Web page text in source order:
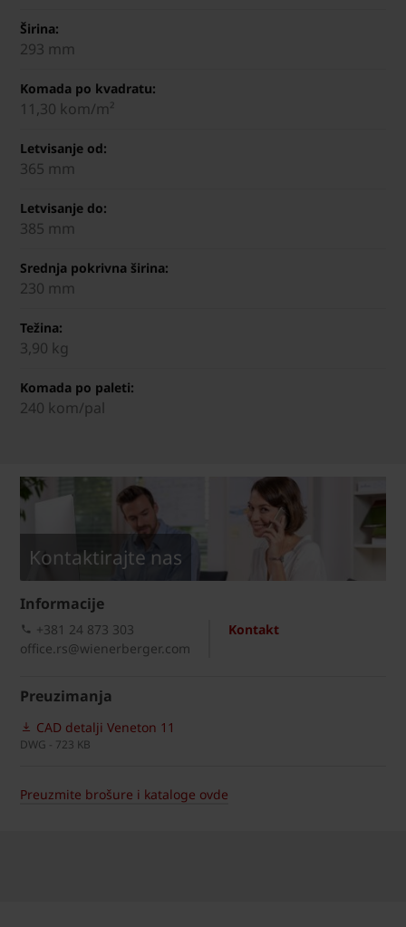
Širina:
293 mm
Komada po kvadratu:
11,30 kom/m²
Letvisanje od:
365 mm
Letvisanje do:
385 mm
Srednja pokrivna širina:
230 mm
Težina:
3,90 kg
Komada po paleti:
240 kom/pal
Kontaktirajte nas
Informacije
Kontakt
+381 24 873 303
office.rs@wienerberger.com
Preuzimanja
CAD detalji Veneton 11
DWG - 723 KB
Preuzmite brošure i kataloge ovde